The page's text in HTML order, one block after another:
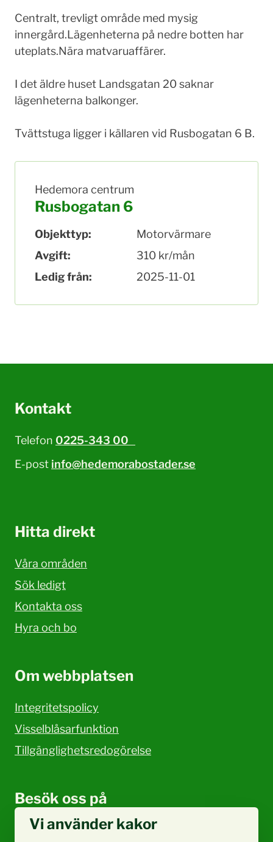
Centralt, trevligt område med mysig
innergård.Lägenheterna på nedre botten har
uteplats.Nära matvaruaffärer.
I det äldre huset Landsgatan 20 saknar
lägenheterna balkonger.
Tvättstuga ligger i källaren vid Rusbogatan 6 B.
Hedemora centrum
Rusbogatan 6
Objekttyp:
Motorvärmare
Avgift:
310 kr/mån
Ledig från:
2025-11-01
Kontakt
Telefon 0225-343 00
E-post info@hedemorabostader.se
Hitta direkt
Våra områden
Sök ledigt
Kontakta oss
Hyra och bo
Om webbplatsen
Integritetspolicy
Visselblåsarfunktion
Tillgänglighetsredogörelse
Besök oss på
Facebook
Vi använder kakor